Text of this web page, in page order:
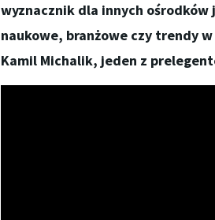
wyznacznik dla innych ośrodków
naukowe, branżowe czy trendy
Kamil Michalik, jeden z